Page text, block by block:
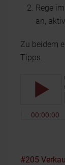
Rege
an,
Zu beidem
Tipps.
#205